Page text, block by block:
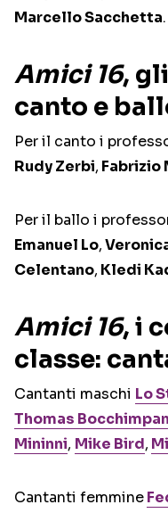
Marcello Sacchetta.
Amici 16,
canto e
Per il canto i
Rudy Zerbi, Fabrizio
Per il ballo i
Emanuel Lo,
Celentano, Kledi
Amici 16, i
classe:
Cantanti maschi Lo
Thomas
Mininni, Mike Bird,
Cantanti femmine